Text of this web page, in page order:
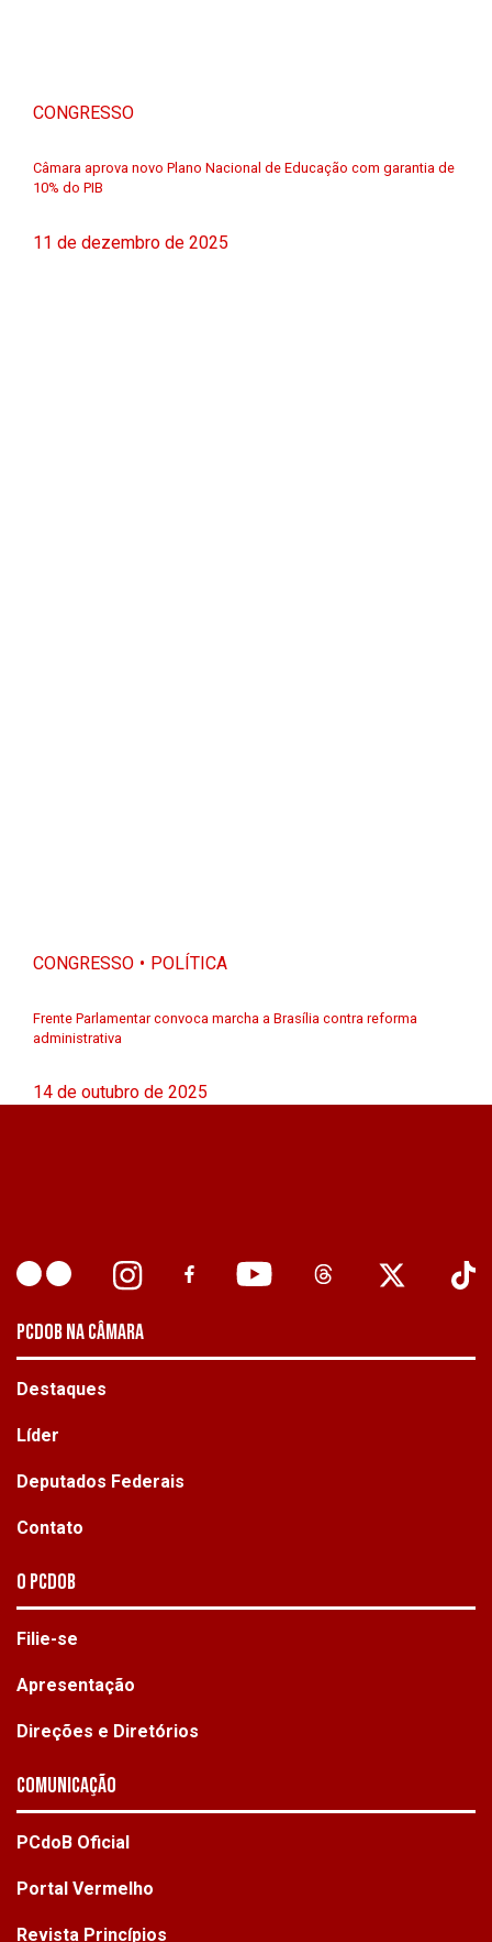
CONGRESSO
Câmara aprova novo Plano Nacional de Educação com garantia de
10% do PIB
11 de dezembro de 2025
CONGRESSO POLÍTICA
Frente Parlamentar convoca marcha a Brasília contra reforma
administrativa
14 de outubro de 2025
PCDOB NA CÂMARA
Destaques
Líder
Deputados Federais
Contato
O PCdoB
Filie-se
Apresentação
Direções e Diretórios
Comunicação
PCdoB Oficial
Portal Vermelho
Revista Princípios